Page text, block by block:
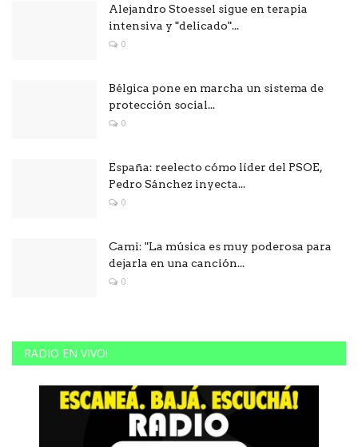
Alejandro Stoessel sigue en terapia
intensiva y "delicado"...
0
Bélgica pone en marcha un sistema de
protección social...
0
España: reelecto cómo líder del PSOE,
Pedro Sánchez inyecta...
0
Cami: "La música es muy poderosa para
dejarla en una canción...
0
RADIO EN VIVO!